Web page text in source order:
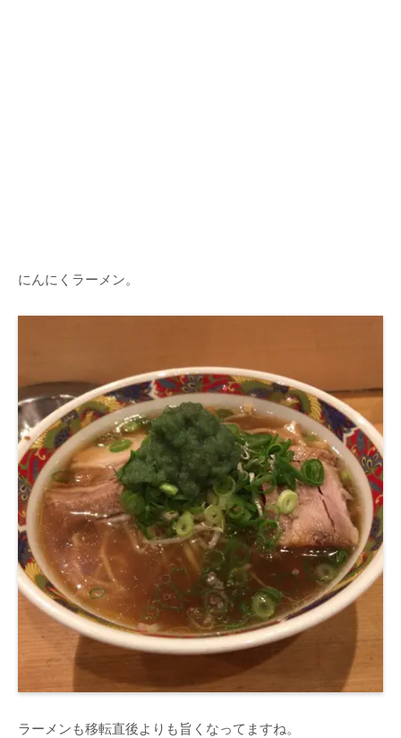
にんにくラーメン。
ラーメンも移転直後よりも旨くなってますね。